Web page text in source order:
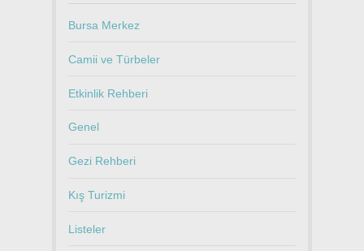
Bursa Merkez
Camii ve Türbeler
Etkinlik Rehberi
Genel
Gezi Rehberi
Kış Turizmi
Listeler